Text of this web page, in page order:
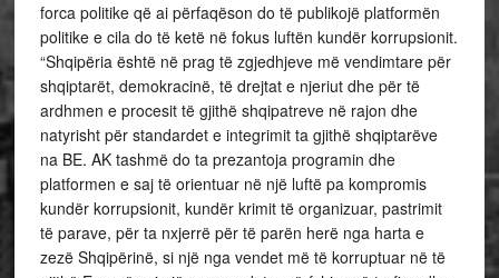
forca politike që ai përfaqëson do të publikojë platformën
politike e cila do të ketë në fokus luftën kundër korrupsionit.
“Shqipëria është në prag të zgjedhjeve më vendimtare për
shqiptarët, demokracinë, të drejtat e njeriut dhe për të
ardhmen e procesit të gjithë shqipatreve në rajon dhe
natyrisht për standardet e integrimit ta gjithë shqiptarëve
na BE. AK tashmë do ta prezantoja programin dhe
platformen e saj të orientuar në një luftë pa kompromis
kundër korrupsionit, kundër krimit të organizuar, pastrimit
të parave, për ta nxjerrë për të parën herë nga harta e
zezë Shqipërinë, si një nga vendet më të korruptuar në të